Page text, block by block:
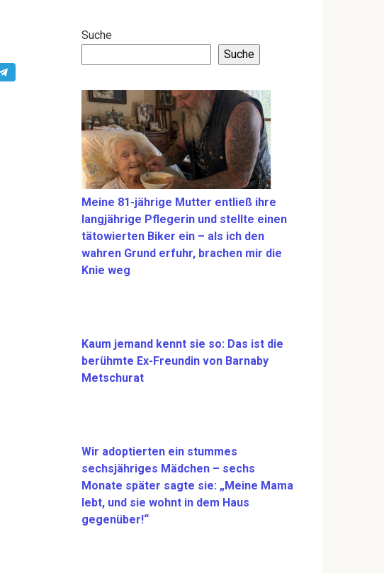
Suche
Suche
Meine 81-jährige Mutter entließ ihre
langjährige Pflegerin und stellte einen
tätowierten Biker ein – als ich den
wahren Grund erfuhr, brachen mir die
Knie weg
Kaum jemand kennt sie so: Das ist die
berühmte Ex-Freundin von Barnaby
Metschurat
Wir adoptierten ein stummes
sechsjähriges Mädchen – sechs
Monate später sagte sie: „Meine Mama
lebt, und sie wohnt in dem Haus
gegenüber!“